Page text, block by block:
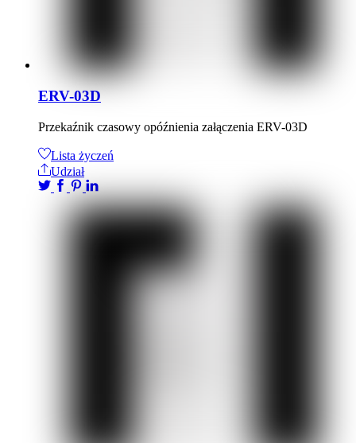
ERV-03D
Przekaźnik czasowy opóźnienia załączenia ERV-03D
Lista życzeń
Udział